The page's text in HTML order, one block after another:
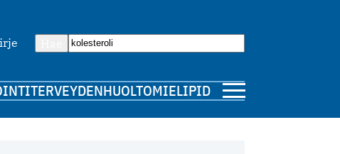
TERVEYDENHUOLTOMIELIPIDE